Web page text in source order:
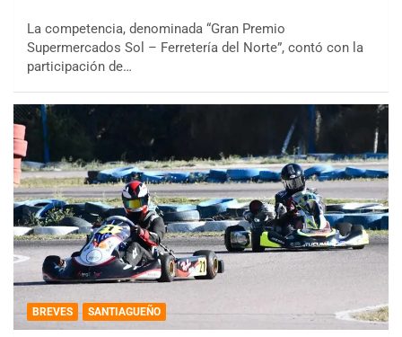
La competencia, denominada “Gran Premio
Supermercados Sol – Ferretería del Norte”, contó con la
participación de…
BREVES SANTIAGUEÑO